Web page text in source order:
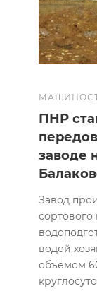
ПНР
заводе
Завод
сортового
водой
объёмом